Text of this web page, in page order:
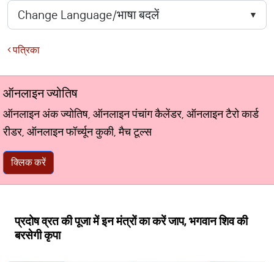
पत्रिका
ऑनलाइन ज्योतिष
ऑनलाइन अंक ज्योतिष, ऑनलाइन पंचांग कैलेंडर, ऑनलाइन टैरो कार्ड
रीडर, ऑनलाइन फॉर्च्यून कुकी, मैच टूल्स
क्लिक करें
प्रदोष व्रत की पूजा में इन मंत्रों का करें जाप, भगवान शिव की
बरसेगी कृपा